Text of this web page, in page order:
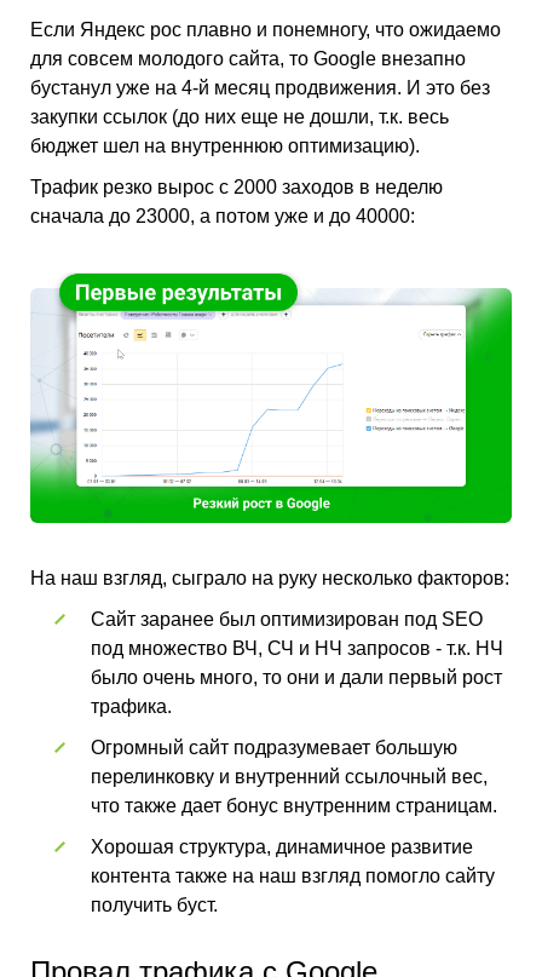
Если Яндекс рос плавно и понемногу, что ожидаемо
для совсем молодого сайта, то Google внезапно
бустанул уже на 4-й месяц продвижения. И это без
закупки ссылок (до них еще не дошли, т.к. весь
бюджет шел на внутреннюю оптимизацию).
Трафик резко вырос с 2000 заходов в неделю
сначала до 23000, а потом уже и до 40000:
На наш взгляд, сыграло на руку несколько факторов:
Сайт заранее был оптимизирован под SEO
под множество ВЧ, СЧ и НЧ запросов - т.к. НЧ
было очень много, то они и дали первый рост
трафика.
Огромный сайт подразумевает большую
перелинковку и внутренний ссылочный вес,
что также дает бонус внутренним страницам.
Хорошая структура, динамичное развитие
контента также на наш взгляд помогло сайту
получить буст.